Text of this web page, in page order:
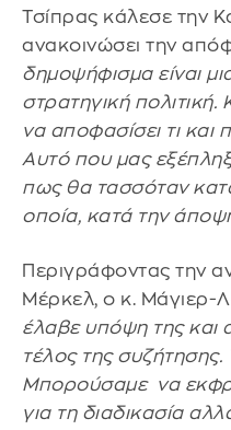
Τσίπρας κάλεσε την
ανακοινώσει την
δημοψήφισμα είναι
στρατηγική
να αποφασίσει τι και
Αυτό που μας
πως θα τασσόταν
οποία, κατά την
Περιγράφοντας την
Μέρκελ, ο κ. Μάγιερ-
έλαβε υπόψη της και
τέλος της
Μπορούσαμε να
για τη διαδικασία